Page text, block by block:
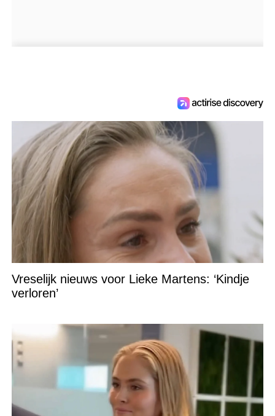
Vreselijk nieuws voor Lieke Martens: ‘Kindje
verloren’